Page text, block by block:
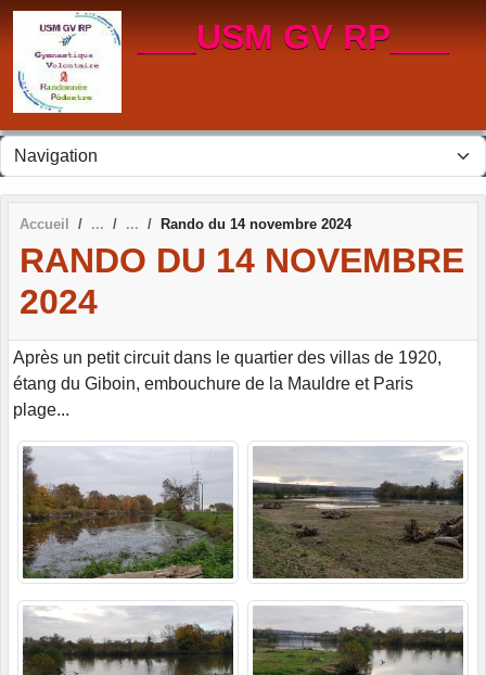
___USM GV RP___
Accueil Rando du 14 novembre 2024
RANDO DU 14 NOVEMBRE
2024
Après un petit circuit dans le quartier des villas de 1920,
étang du Giboin, embouchure de la Mauldre et Paris
plage...
Panneau de gestion des cookies